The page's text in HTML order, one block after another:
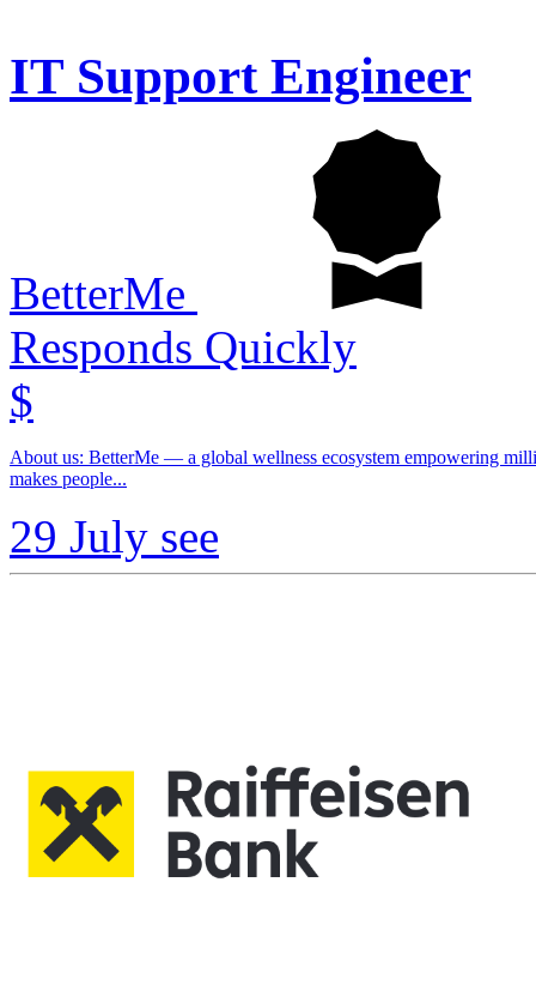
IT Support Engineer
BetterMe
Responds Quickly
$
About us: BetterMe — a global wellness ecosystem empowering
makes people...
29 July see